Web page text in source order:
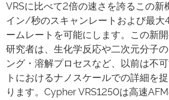
VRSに比べて2倍の速さを誇るこの新
イン/秒のスキャンレートおよび最
ームレートを可能にします。この新開
研究者は、生化学反応や二次元分子
ング・溶解プロセスなど、以前は不
トにおけるナノスケールでの詳細を
ります。Cypher VRS1250は高速